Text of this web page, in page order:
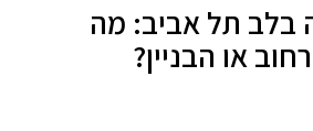
בלב תל אביב: מה
או הבניין?